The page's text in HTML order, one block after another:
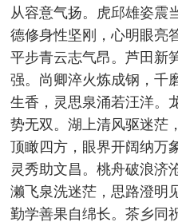
从容意气扬。虎邱雄姿震
德修身性坚刚，心明眼亮
平步青云志气昂。芦田新
强。尚卿淬火炼成钢，千
生香，灵思泉涌若汪洋。
势无双。湖上清风驱迷茫
顶瞰四方，眼界开阔纳万
灵秀助文昌。桃舟破浪济
濑飞泉洗迷茫，思路澄明
勤学善果自绵长。茶乡同